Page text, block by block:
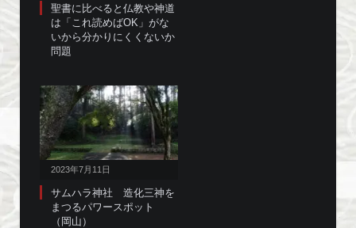
聖書に比べると仏教や神道
は「これ読めばOK」がな
いから分かりにくくないか
問題
2023年7月11日
サムハラ神社 造化三神を
まつるパワースポット
（岡山）